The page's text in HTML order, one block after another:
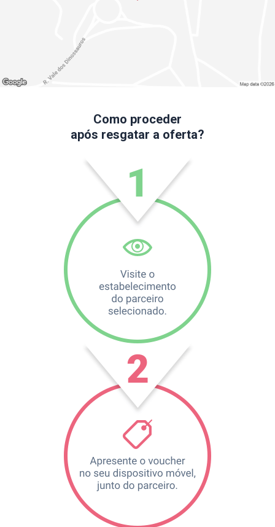
Como proceder
após resgatar a oferta?